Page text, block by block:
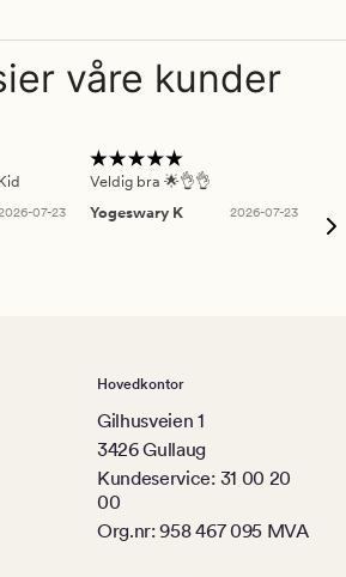
våre kunder
07-23
Veldig bra 🌟👌👌
Yogeswary K
2026-07-23
Hovedkontor
Gilhusveien 1
3426 Gullaug
Kundeservice: 31 00 20
00
Org.nr: 958 467 095 MVA